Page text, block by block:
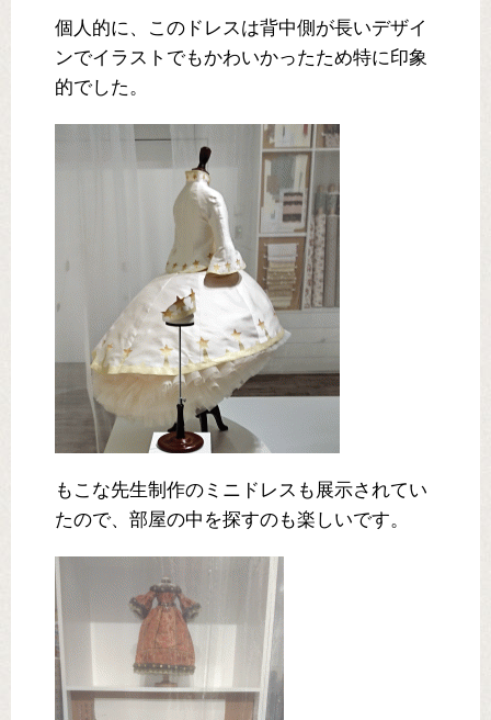
個人的に、このドレスは背中側が長いデザイ
ンでイラストでもかわいかったため特に印象
的でした。
もこな先生制作のミニドレスも展示されてい
たので、部屋の中を探すのも楽しいです。